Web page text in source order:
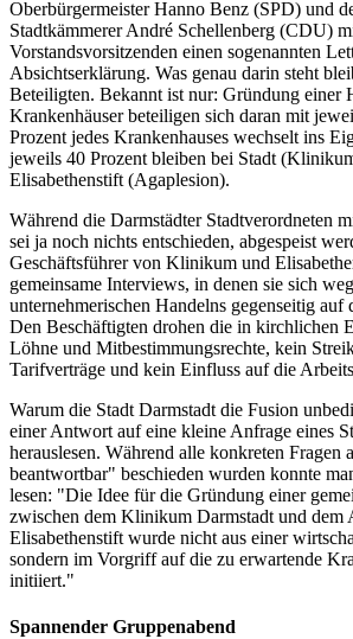
Oberbürgermeister Hanno Benz (SPD) und
Stadtkämmerer André Schellenberg (CDU)
Vorstandsvorsitzenden einen sogenannten
Absichtserklärung. Was genau darin steht
Beteiligten. Bekannt ist nur: Gründung einer
Krankenhäuser beteiligen sich daran mit
Prozent jedes Krankenhauses wechselt ins
jeweils 40 Prozent bleiben bei Stadt
Elisabethenstift (Agaplesion).
Während die Darmstädter Stadtverordneten
sei ja noch nichts entschieden, abgespeist
Geschäftsführer von Klinikum und
gemeinsame Interviews, in denen sie sich
unternehmerischen Handelns gegenseitig auf
Den Beschäftigten drohen die in kirchlichen
Löhne und Mitbestimmungsrechte, kein
Tarifverträge und kein Einfluss auf die
Warum die Stadt Darmstadt die Fusion
einer Antwort auf eine kleine Anfrage eines
herauslesen. Während alle konkreten Fragen
beantwortbar" beschieden wurden konnte
lesen: "Die Idee für die Gründung einer
zwischen dem Klinikum Darmstadt und dem
Elisabethenstift wurde nicht aus einer
sondern im Vorgriff auf die zu erwartende
initiiert."
Spannender Gruppenabend